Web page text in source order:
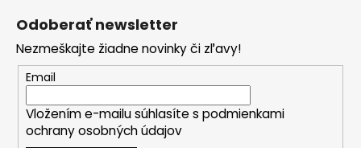
Odoberať newsletter
Nezmeškajte žiadne novinky či zľavy!
Email
Vložením e-mailu súhlasíte s podmienkami
ochrany osobných údajov